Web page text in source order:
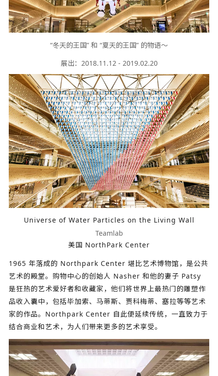
“冬天的王国” 和 “夏天的王国” 的物语～
展出：2018.11.12 - 2019.02.20
Universe of Water Particles on the Living Wall
Teamlab
美国 NorthPark Center
1965 年落成的 Northpark Center 堪比艺术博物馆，是公共
艺术的殿堂。购物中心的创始人 Nasher 和他的妻子 Patsy
是狂热的艺术爱好者和收藏家，他们将世界上最热门的雕塑作
品收入囊中，包括毕加索、马蒂斯、贾科梅蒂、塞拉等等艺术
家的作品。Northpark Center 自此便延续传统，一直致力于
结合商业和艺术，为人们带来更多的艺术享受。